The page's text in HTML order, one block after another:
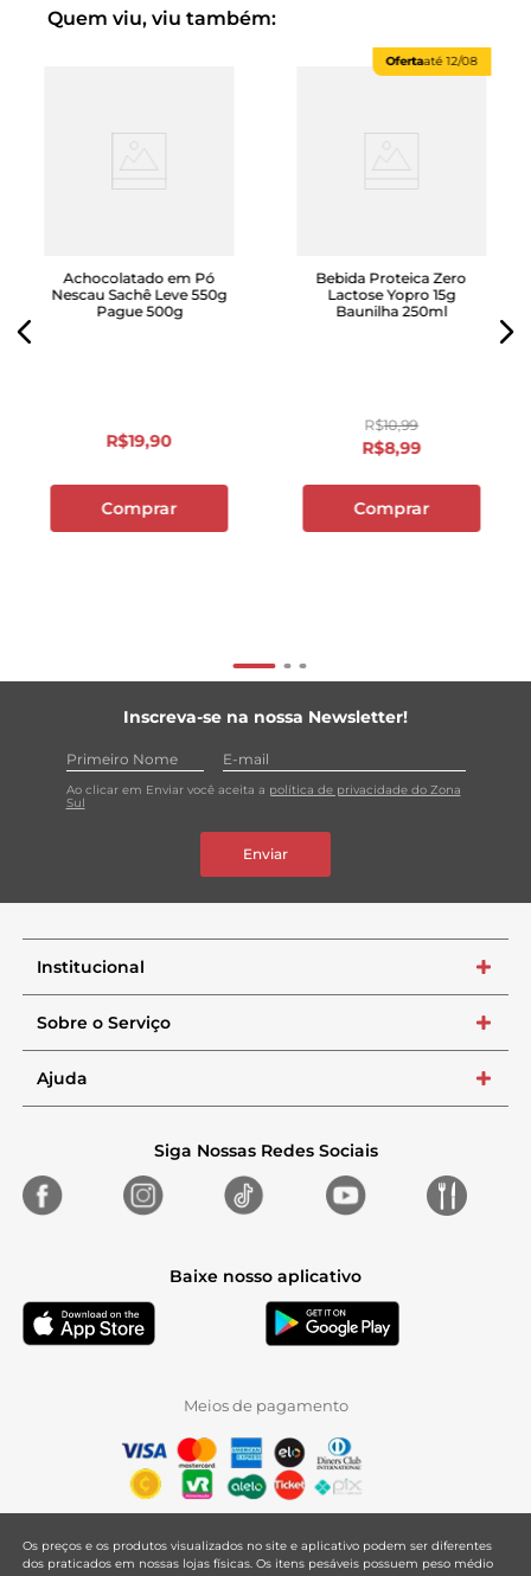
Quem viu, viu também:
Achocolatado em Pó
Nescau Sachê Leve 550g
Pague 500g
R$19,90
Comprar
Ofertaaté12/08
Bebida Proteica Zero
Lactose Yopro 15g
Baunilha 250ml
R$10,99
R$8,99
Comprar
Inscreva-se na nossa Newsletter!
Ao clicar em Enviar você aceita a política de privacidade do Zona
Sul
Enviar
Institucional +
Sobre o Serviço +
Ajuda +
Siga Nossas Redes Sociais
Baixe nosso aplicativo
Meios de pagamento
Os preços e os produtos visualizados no site e aplicativo podem ser diferentes
dos praticados em nossas lojas físicas. Os itens pesáveis possuem peso médio